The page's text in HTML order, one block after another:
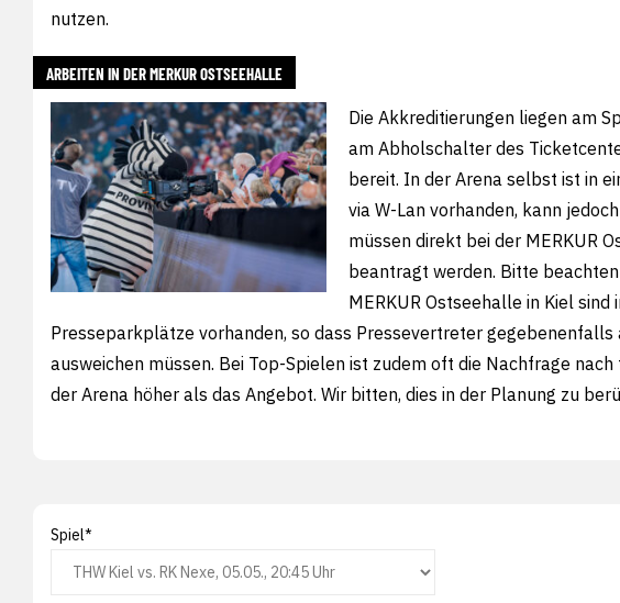
nutzen.
ARBEITEN IN DER MERKUR OSTSEEHALLE
Die Akkreditierungen liegen am
am Abholschalter des
bereit. In der Arena selbst ist in
via W-Lan vorhanden, kann
müssen direkt bei der MERKUR
beantragt werden. Bitte
MERKUR Ostseehalle in Kiel sind
Presseparkplätze vorhanden, so dass Pressevertreter
ausweichen müssen. Bei Top-Spielen ist zudem oft die Nachfrage
der Arena höher als das Angebot. Wir bitten, dies in der Planung zu
Spiel*